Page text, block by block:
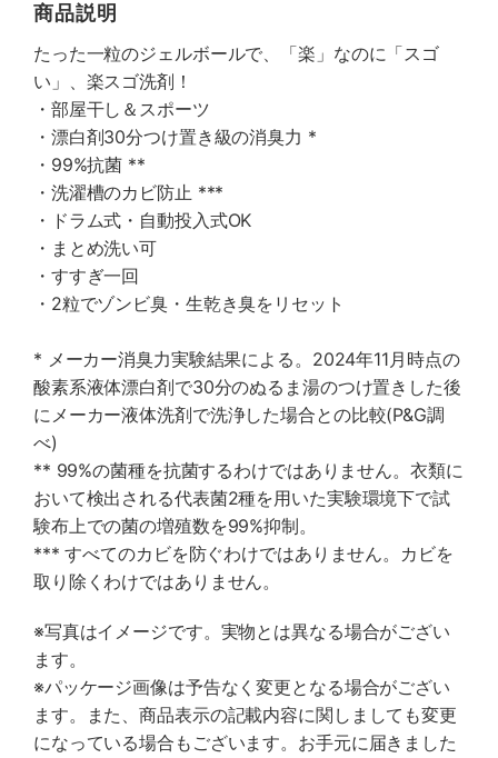
商品説明
たった一粒のジェルボールで、「楽」なのに「スゴ
い」、楽スゴ洗剤！
・部屋干し＆スポーツ
・漂白剤30分つけ置き級の消臭力 *
・99%抗菌 **
・洗濯槽のカビ防止 ***
・ドラム式・自動投入式OK
・まとめ洗い可
・すすぎ一回
・2粒でゾンビ臭・生乾き臭をリセット
* メーカー消臭力実験結果による。2024年11月時点の
酸素系液体漂白剤で30分のぬるま湯のつけ置きした後
にメーカー液体洗剤で洗浄した場合との比較(P&G調
べ)
** 99%の菌種を抗菌するわけではありません。衣類に
おいて検出される代表菌2種を用いた実験環境下で試
験布上での菌の増殖数を99%抑制。
*** すべてのカビを防ぐわけではありません。カビを
取り除くわけではありません。
※写真はイメージです。実物とは異なる場合がござい
ます。
※パッケージ画像は予告なく変更となる場合がござい
ます。また、商品表示の記載内容に関しましても変更
になっている場合もございます。お手元に届きました